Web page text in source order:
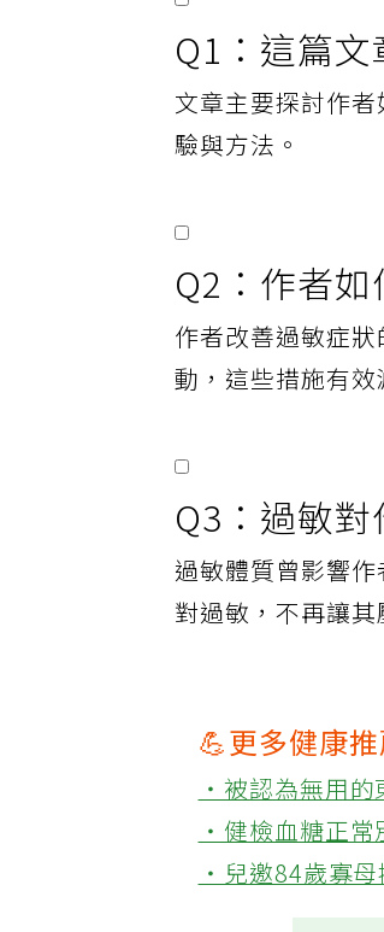
Q1：這篇
文章主要探討作
驗與方法。
Q2：作者如
作者改善過敏症
動，這些措施有效
Q3：過敏
過敏體質曾影響
對過敏，不再讓其
💪更多健康
‧被認為無用的
‧健檢血糖正常
‧兒邀84歲寡母